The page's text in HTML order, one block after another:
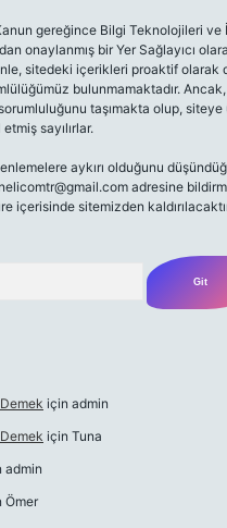
gereğince Bilgi Teknolojileri ve
onaylanmış bir Yer Sağlayıcı
sitedeki içerikleri proaktif olarak
bulunmamaktadır.
taşımakta olup,
sayılırlar.
aykırı olduğunu
adresine
içerisinde sitemizden
için admin
için Tuna
admin
Ömer